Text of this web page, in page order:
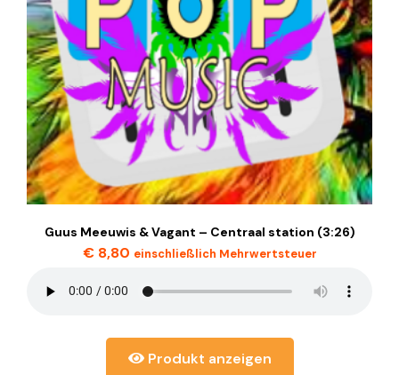
Guus Meeuwis & Vagant – Centraal station (3:26)
€8,80 einschließlich Mehrwertsteuer
Produkt anzeigen